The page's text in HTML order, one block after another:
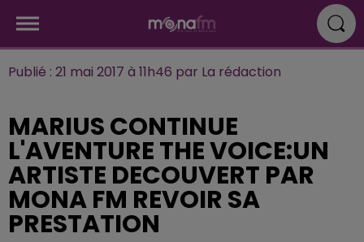
Publié : 21 mai 2017 à 11h46 par La rédaction
MARIUS CONTINUE
L'AVENTURE THE VOICE:UN
ARTISTE DECOUVERT PAR
MONA FM REVOIR SA
PRESTATION